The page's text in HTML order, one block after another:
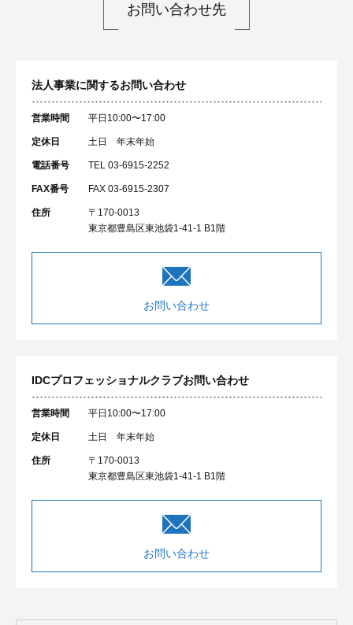
お問い合わせ先
法人事業に関するお問い合わせ
営業時間 平日10:00〜17:00
定休日 土日 年末年始
電話番号 TEL 03-6915-2252
FAX番号 FAX 03-6915-2307
住所
〒170-0013
東京都豊島区東池袋1-41-1 B1階
お問い合わせ
IDCプロフェッショナルクラブお問い合わせ
営業時間 平日10:00〜17:00
定休日 土日 年末年始
住所
〒170-0013
東京都豊島区東池袋1-41-1 B1階
お問い合わせ